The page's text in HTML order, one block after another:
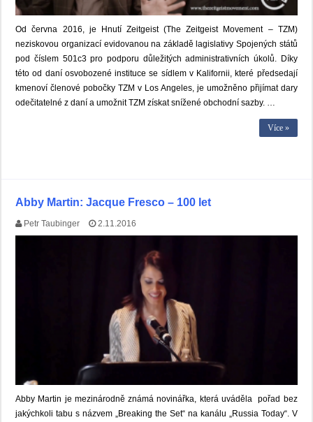
Od června 2016, je Hnutí Zeitgeist (The Zeitgeist Movement – TZM)
neziskovou organizací evidovanou na základě lagislativy Spojených států
pod číslem 501c3 pro podporu důležitých administrativních úkolů. Díky
této od daní osvobozené instituce se sídlem v Kalifornii, které předsedají
kmenoví členové pobočky TZM v Los Angeles, je umožněno přijímat dary
odečitatelné z daní a umožnit TZM získat snížené obchodní sazby. …
Více »
Abby Martin: Jacque Fresco – 100 let
Petr Taubinger 2.11.2016
Abby Martin je mezinárodně známá novinářka, která uváděla pořad bez
jakýchkoli tabu s názvem „Breaking the Set“ na kanálu „Russia Today“. V